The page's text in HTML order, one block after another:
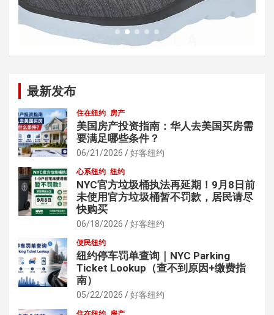
最新发布
住在纽约 房产
美国房产投资指南：华人去美国买房需
要满足哪些条件？
06/21/2026 好客纽约
心系纽约 纽约
NYC官方垃圾桶执法再延期！9月8日前
未使用官方垃圾桶暂不罚款，居民请尽
快购买
06/18/2026 好客纽约
便民纽约
纽约停车罚单查询｜NYC Parking
Ticket Lookup（查不到原因+缴费指
南）
05/22/2026 好客纽约